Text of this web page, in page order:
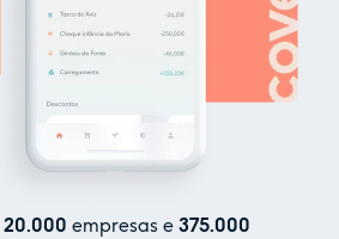
20.000 empresas e 375.000